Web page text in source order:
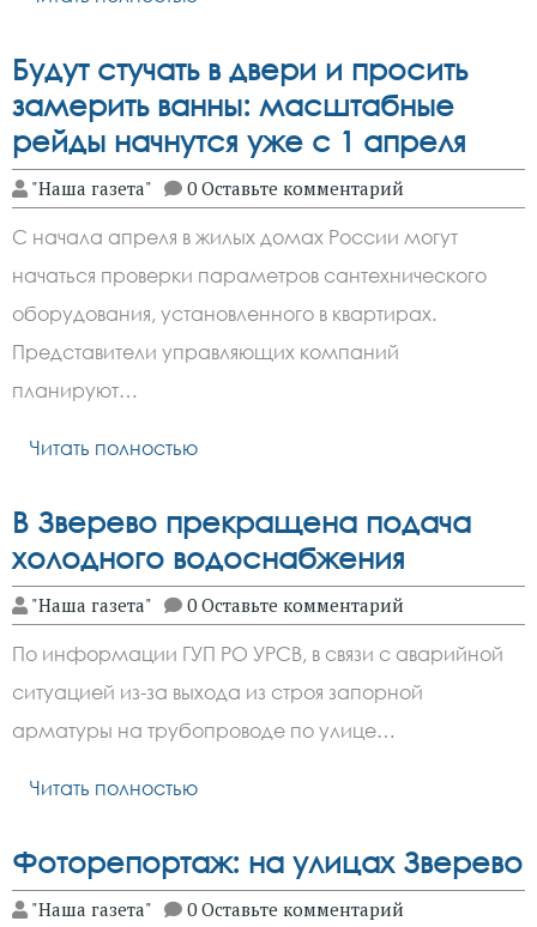
Будут стучать в двери и просить
замерить ванны: масштабные
рейды начнутся уже с 1 апреля
"Наша газета" 0 Оставьте комментарий
С начала апреля в жилых домах России могут
начаться проверки параметров сантехнического
оборудования, установленного в квартирах.
Представители управляющих компаний
планируют…
Читать полностью
В Зверево прекращена подача
холодного водоснабжения
"Наша газета" 0 Оставьте комментарий
По информации ГУП РО УРСВ, в связи с аварийной
ситуацией из-за выхода из строя запорной
арматуры на трубопроводе по улице…
Читать полностью
Фоторепортаж: на улицах Зверево
"Наша газета" 0 Оставьте комментарий